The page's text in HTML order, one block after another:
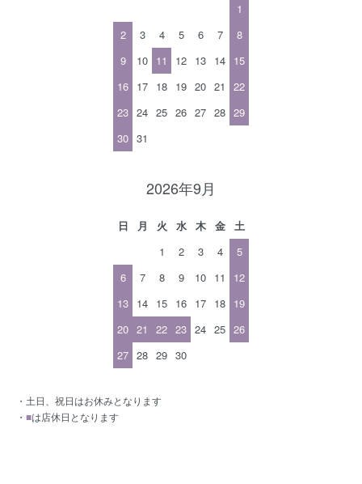
1
2
3 4 5 6 7
8
9
10 11 12 13 14 15
16 17 18 19 20 21
22
23 24 25 26 27 28 29
30 31
2026年9月
日 月 火 水 木 金
土
1
2 3 4
5
6
7 8 9 10 11
12
13 14 15 16 17 18 19
20 21 22 23 24 25 26
27 28 29 30
・土日、祝日はお休みとなります
・ ■は店休日となります